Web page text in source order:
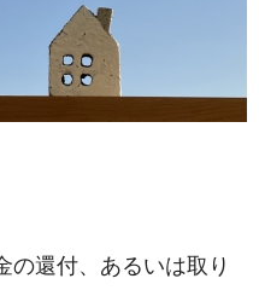
の還付、あるいは取り